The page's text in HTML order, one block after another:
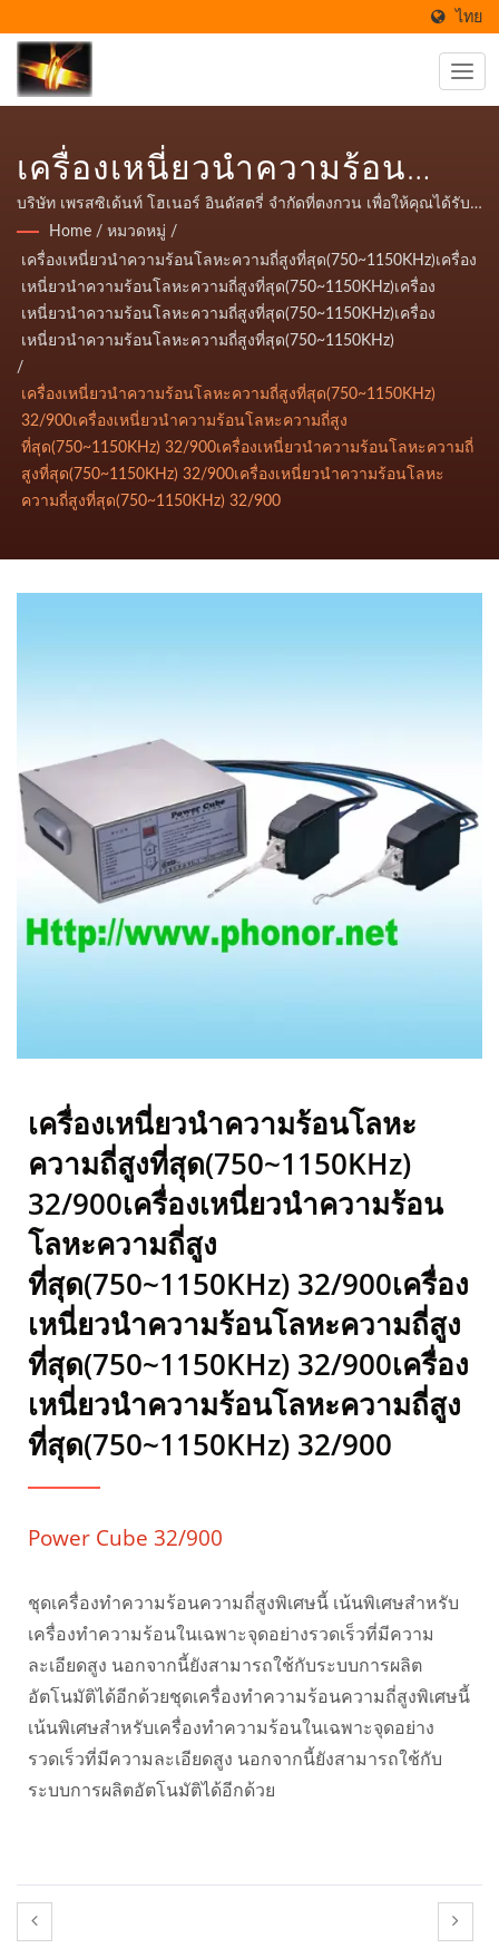
ไทย
เครื่องเหนี่ยวนำความร้อน
โลหะความถี่สูง
ที่สุด(750~1150KHz)
32/900เครื่องเหนี่ยวนำความ
ร้อนโลหะความถี่สูง
ที่สุด(750~1150KHz)
32/900เครื่องเหนี่ยวนำความ
ร้อนโลหะความถี่สูง
ที่สุด(750~1150KHz)
32/900เครื่องเหนี่ยวนำความ
บริษัท เพรสซิเด้นท์ โฮเนอร์ อินดัสตรี่ จำกัดที่ตงกวน เพื่อให้คุณได้รับ
คุณภาพสูงสุดสำหรับบริการเครื่องเหนี่ยวนำความร้อนความถี่สูง
เครื่องทำความร้อนความถี่สูงขนาดกะทัดรัดอย่างมีประสิทธิภาพ
สามารถให้ความร้อนกับโลหะทุกชนิด ประหยัดพลังงาน สามารถใช้
งานได้กับการเชื่อม, การขึ้นรูปร้อน, ปั๊ม, การหลอม, การชุบแข็ง,
สามารถปรับพลังให้เล็กลงหรือใช้ความถี่ตามขนาดของวัตถุและความ
ลึกของการใช้งานที่สอดคล้องกันบริษัท เพรสซิเด้นท์ โฮเนอร์ อินดัสตรี่
จำกัดที่ตงกวน เพื่อให้คุณได้รับคุณภาพสูงสุดสำหรับบริการเครื่อง
เหนี่ยวนำความร้อนความถี่สูง เครื่องทำความร้อนความถี่สูงขนาด
กะทัดรัดอย่างมีประสิทธิภาพ สามารถให้ความร้อนกับโลหะทุกชนิด
ประหยัดพลังงาน สามารถใช้งานได้กับการเชื่อม, การขึ้นรูปร้อน, ปั๊ม,
การหลอม, การชุบแข็ง, สามารถปรับพลังให้เล็กลงหรือใช้ความถี่ตาม
ให้คุณได้รับคุณภาพสูงสุดสำหรับบริการเครื่องเหนี่ยวนำความร้อน
ความถี่สูง เครื่องทำความร้อนความถี่สูงขนาดกะทัดรัดอย่างมี
ประสิทธิภาพ สามารถให้ความร้อนกับโลหะทุกชนิด ประหยัดพลังงาน
สามารถใช้งานได้กับการเชื่อม, การขึ้นรูปร้อน, ปั๊ม, การหลอม, การชุบ
แข็ง, สามารถปรับพลังให้เล็กลงหรือใช้ความถี่ตามขนาดของวัตถุและ
ความลึกของการใช้งานที่สอดคล้องกันบริษัท เพรสซิเด้นท์ โฮเนอร์ อิน
ดัสตรี่ จำกัดที่ตงกวน เพื่อให้คุณได้รับคุณภาพสูงสุดสำหรับบริการ
เครื่องเหนี่ยวนำความร้อนความถี่สูง เครื่องทำความร้อนความถี่สูง
ขนาดกะทัดรัดอย่างมีประสิทธิภาพ สามารถให้ความร้อนกับโลหะทุก
เพรสซิเด้นท์ โฮเนอร์ อินดัสตรี่ จำกัดที่ตงกวน เพื่อให้คุณได้รับคุณภาพ
ทำความร้อนความถี่สูงขนาดกะทัดรัดอย่างมีประสิทธิภาพ สามารถให้
ความร้อนกับโลหะทุกชนิด ประหยัดพลังงาน สามารถใช้งานได้กับการ
เชื่อม, การขึ้นรูปร้อน, ปั๊ม, การหลอม, การชุบแข็ง, สามารถปรับพลังให้
เล็กลงหรือใช้ความถี่ตามขนาดของวัตถุและความลึกของการใช้งานที่
สอดคล้องกัน
Home / หมวดหมู่ /
เครื่องเหนี่ยวนำความร้อนโลหะความถี่สูงที่สุด(750~1150KHz)เครื่อง
เหนี่ยวนำความร้อนโลหะความถี่สูงที่สุด(750~1150KHz)เครื่อง
เหนี่ยวนำความร้อนโลหะความถี่สูงที่สุด(750~1150KHz)เครื่อง
เหนี่ยวนำความร้อนโลหะความถี่สูงที่สุด(750~1150KHz)
/
เครื่องเหนี่ยวนำความร้อนโลหะความถี่สูงที่สุด(750~1150KHz)
32/900เครื่องเหนี่ยวนำความร้อนโลหะความถี่สูง
ที่สุด(750~1150KHz) 32/900เครื่องเหนี่ยวนำความร้อนโลหะความถี่
สูงที่สุด(750~1150KHz) 32/900เครื่องเหนี่ยวนำความร้อนโลหะ
ความถี่สูงที่สุด(750~1150KHz) 32/900
เครื่องเหนี่ยวนำความร้อนโลหะ
ความถี่สูงที่สุด(750~1150KHz)
32/900เครื่องเหนี่ยวนำความร้อน
โลหะความถี่สูง
ที่สุด(750~1150KHz) 32/900เครื่อง
เหนี่ยวนำความร้อนโลหะความถี่สูง
ที่สุด(750~1150KHz) 32/900เครื่อง
เหนี่ยวนำความร้อนโลหะความถี่สูง
ที่สุด(750~1150KHz) 32/900
Power Cube 32/900
ชุดเครื่องทำความร้อนความถี่สูงพิเศษนี้ เน้นพิเศษสำหรับ
เครื่องทำความร้อนในเฉพาะจุดอย่างรวดเร็วที่มีความ
ละเอียดสูง นอกจากนี้ยังสามารถใช้กับระบบการผลิต
อัตโนมัติได้อีกด้วยชุดเครื่องทำความร้อนความถี่สูงพิเศษนี้
เน้นพิเศษสำหรับเครื่องทำความร้อนในเฉพาะจุดอย่าง
รวดเร็วที่มีความละเอียดสูง นอกจากนี้ยังสามารถใช้กับ
ระบบการผลิตอัตโนมัติได้อีกด้วย